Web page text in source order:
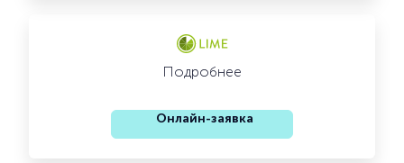
Подробнее
Онлайн-заявка